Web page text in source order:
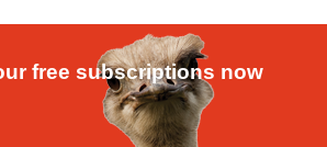
free subscriptions now